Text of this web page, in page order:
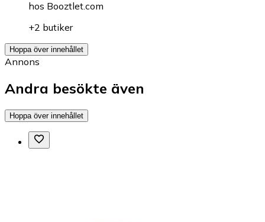
hos Booztlet.com
+2 butiker
Hoppa över innehållet
Annons
Andra besökte även
Hoppa över innehållet